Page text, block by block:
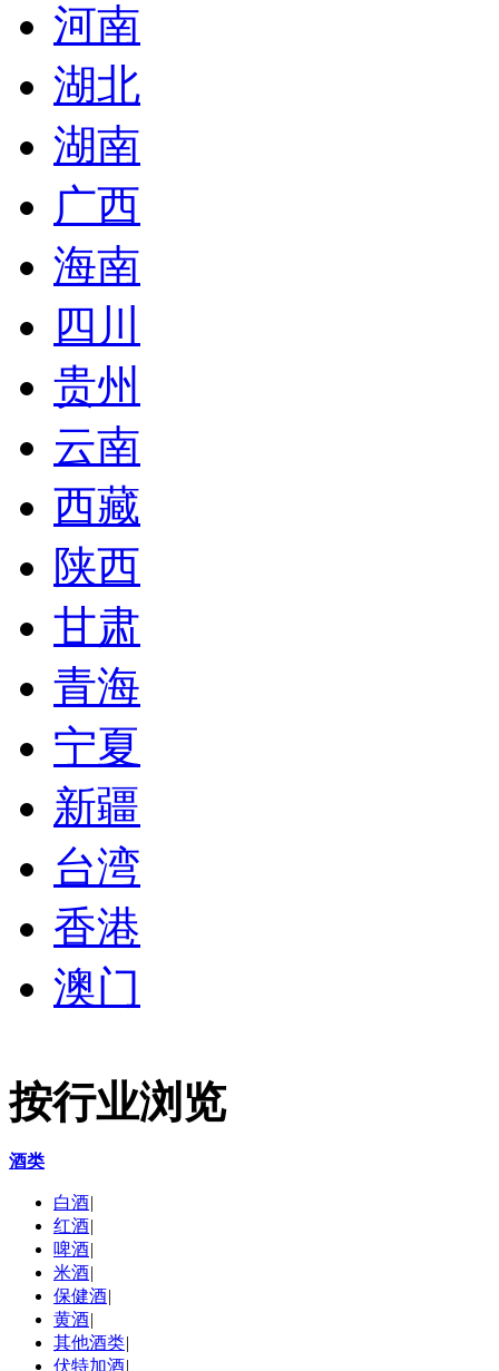
河南
湖北
湖南
广西
海南
四川
贵州
云南
西藏
陕西
甘肃
青海
宁夏
新疆
台湾
香港
澳门
按行业浏览
酒类
白酒|
红酒|
啤酒|
米酒|
保健酒|
黄酒|
其他酒类|
伏特加酒|